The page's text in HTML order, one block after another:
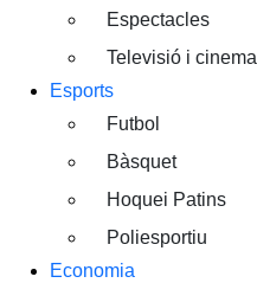
Espectacles
Televisió i cinema
Esports
Futbol
Bàsquet
Hoquei Patins
Poliesportiu
Economia